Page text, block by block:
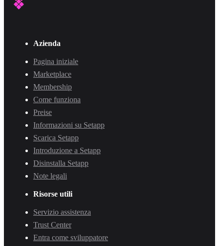
Azienda
Pagina iniziale
Marketplace
Membership
Come funziona
Preise
Informazioni su Setapp
Scarica Setapp
Introduzione a Setapp
Disinstalla Setapp
Note legali
Risorse utili
Servizio assistenza
Trust Center
Entra come sviluppatore